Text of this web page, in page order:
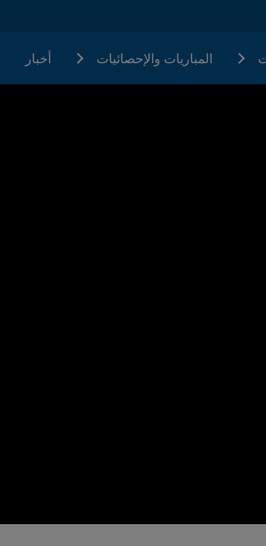
المباريات والإحصائيات أخبار